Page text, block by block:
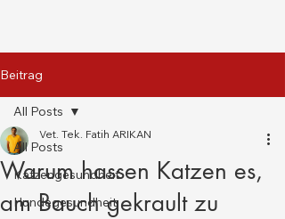
Beitrag
All Posts
Katzengesundheit
Hundegesundheit
All Posts
Warum hassen Katzen es,
am Bauch gekrault zu
Vet. Tek. Fatih ARIKAN